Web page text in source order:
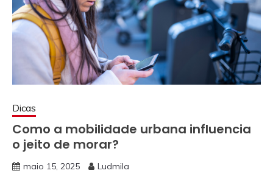
Dicas
Como a mobilidade urbana influencia
o jeito de morar?
maio 15, 2025 Ludmila